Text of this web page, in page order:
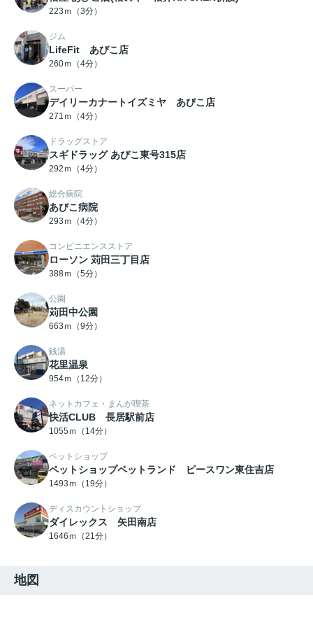
223ｍ（3分）
ジム
LifeFit あびこ店
260ｍ（4分）
スーパー
デイリーカナートイズミヤ あびこ店
271ｍ（4分）
ドラッグストア
スギドラッグ あびこ東号315店
292ｍ（4分）
総合病院
あびこ病院
293ｍ（4分）
コンビニエンスストア
ローソン 苅田三丁目店
388ｍ（5分）
公園
苅田中公園
663ｍ（9分）
銭湯
花里温泉
954ｍ（12分）
ネットカフェ・まんが喫茶
快活CLUB 長居駅前店
1055ｍ（14分）
ペットショップ
ペットショップペットランド ピースワン東住吉店
1493ｍ（19分）
ディスカウントショップ
ダイレックス 矢田南店
1646ｍ（21分）
地図